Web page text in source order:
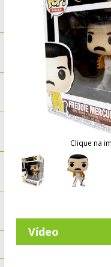
Clique na
Vídeo